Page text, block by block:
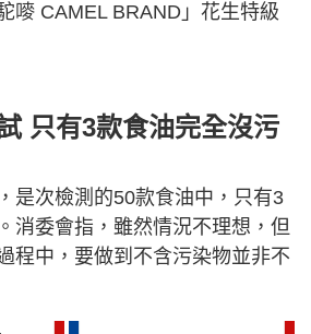
嘜 CAMEL BRAND」花生特級
只有3款食油完全沒污
是次檢測的50款食油中，只有3
消委會指，雖然情況不理想，但
程中，要做到不含污染物並非不